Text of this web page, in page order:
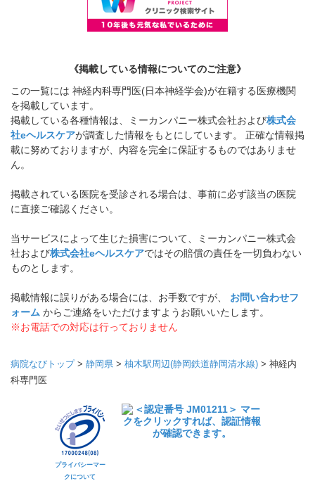
《掲載している情報についてのご注意》
この一覧には 神経内科専門医(日本神経学会)が在籍する医療機関
を掲載しています。
掲載している各種情報は、ミーカンパニー株式会社および株式会
社eヘルスケアが調査した情報をもとにしています。 正確な情報掲
載に努めておりますが、内容を完全に保証するものではありませ
ん。
掲載されている医院を受診される場合は、事前に必ず該当の医院
に直接ご確認ください。
当サービスによって生じた損害について、ミーカンパニー株式会
社および株式会社eヘルスケアではその賠償の責任を一切負わない
ものとします。
掲載情報に誤りがある場合には、お手数ですが、 お問い合わせフ
ォーム からご連絡をいただけますようお願いいたします。
※お電話での対応は行っておりません
病院なびトップ> 静岡県 > 柚木駅周辺(静岡鉄道静岡清水線) > 神経内
科専門医
プライバシーマー
クについて